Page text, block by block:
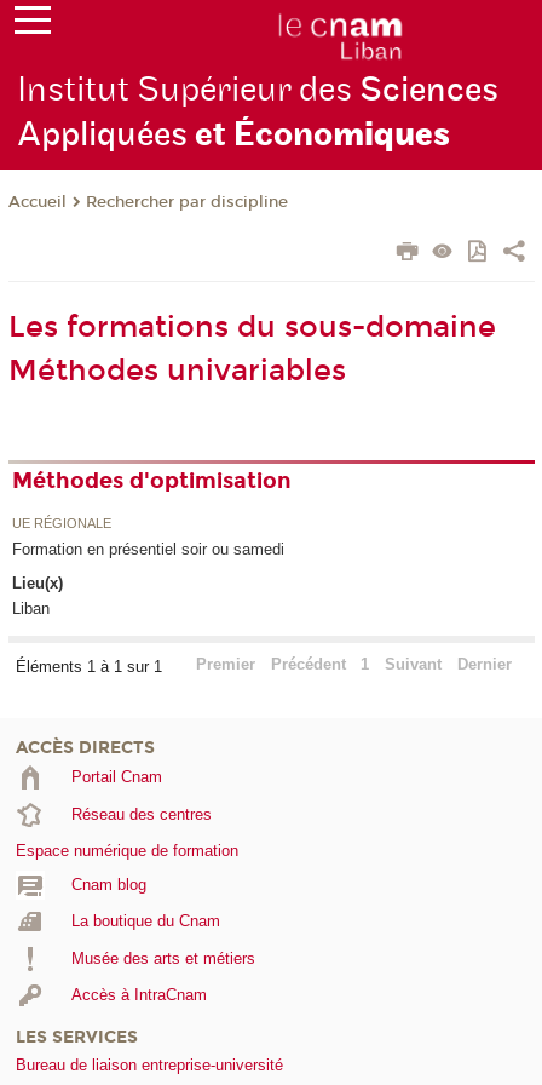
Institut Supérieur des Sciences
Appliquéeset Économiques
Accueil Rechercher par discipline
Les formations du sous-domaine
Méthodes univariables
Méthodes d'optimisation
UE RÉGIONALE
Formation en présentiel soir ou samedi
Lieu(x)
Liban
Éléments 1 à 1 sur 1 Premier Précédent 1 Suivant Dernier
ACCÈS DIRECTS
Portail Cnam
Réseau des centres
Espace numérique de formation
Cnam blog
La boutique du Cnam
Musée des arts et métiers
Accès à IntraCnam
LES SERVICES
Bureau de liaison entreprise-université